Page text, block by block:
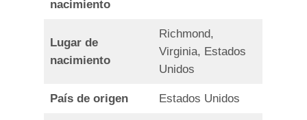
nacimiento
Lugar de
nacimiento
Richmond,
Virginia, Estados
Unidos
País de origen Estados Unidos